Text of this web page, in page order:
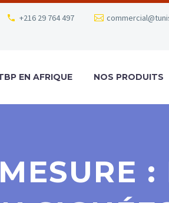
+216 29 764 497
EN AFRIQUE NOS PRODUITS
: